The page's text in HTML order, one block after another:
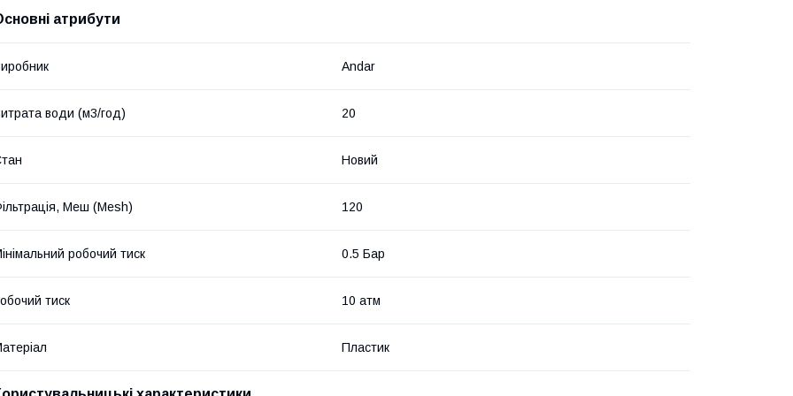
атрибути
Andar
води (м3/год) 20
Новий
Меш (Mesh) 120
робочий тиск 0.5 Бар
тиск 10 атм
Пластик